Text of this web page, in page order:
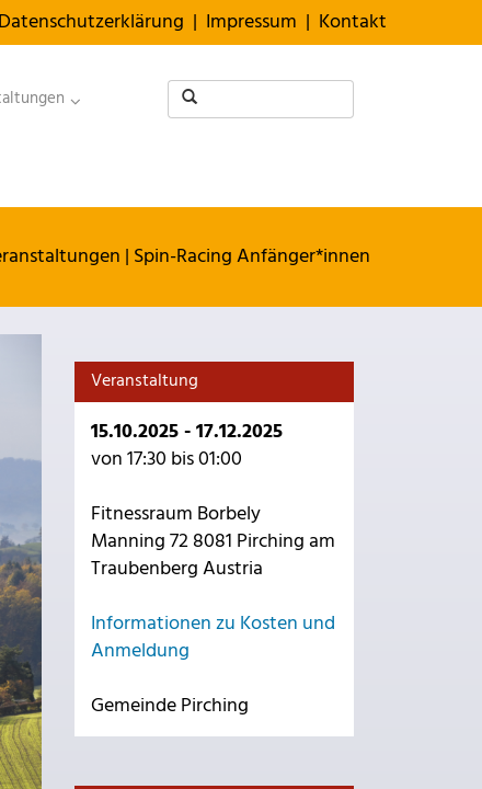
Datenschutzerklärung | Impressum | Kontakt
| Spin-Racing Anfänger*innen
Veranstaltung
15.10.2025 - 17.12.2025
von 17:30 bis 01:00
Fitnessraum Borbely
Manning 72 8081 Pirching am
Traubenberg Austria
Informationen zu Kosten und
Anmeldung
Gemeinde Pirching